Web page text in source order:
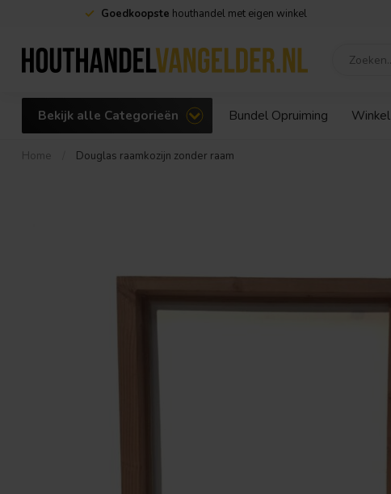
Goedkoopste houthandel met eigen winkel
Bekijk alle Categorieën Bundel Opruiming Winkel
Home Douglas raamkozijn zonder raam